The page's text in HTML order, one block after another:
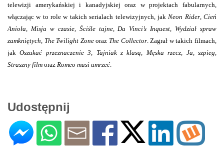
telewizji amerykańskiej i kanadyjskiej oraz w projektach fabularnych,
włączając w to role w takich serialach telewizyjnych, jak Neon Rider,Cień
Anioła
Misja w czasie, Ściśle tajne, Da Vinci’s Inquest
Wydział spraw
zamkniętych The Twilight Zoneoraz The Collector. Zagrał w takich filmach,
jakOszukać przeznaczenie 3 Tajniak z klasą Męska rzecz Ja, szpieg
Straszny film oraz Romeo musi umrzeć
Udostępnij